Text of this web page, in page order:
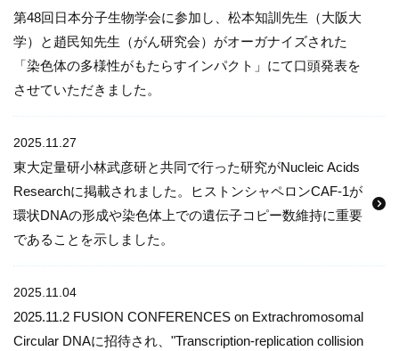
第48回日本分子生物学会に参加し、松本知訓先生（大阪大
学）と趙民知先生（がん研究会）がオーガナイズされた
「染色体の多様性がもたらすインパクト」にて口頭発表を
させていただきました。
2025.11.27
東大定量研小林武彦研と共同で行った研究がNucleic Acids
Researchに掲載されました。ヒストンシャペロンCAF-1が
環状DNAの形成や染色体上での遺伝子コピー数維持に重要
であることを示しました。
2025.11.04
2025.11.2 FUSION CONFERENCES on Extrachromosomal
Circular DNAに招待され、"Transcription-replication collision